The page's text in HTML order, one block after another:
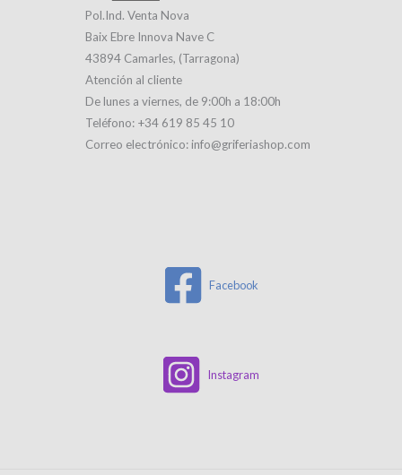
Pol.Ind. Venta Nova
Baix Ebre Innova Nave C
43894 Camarles, (Tarragona)
Atención al cliente
De lunes a viernes, de 9:00h a 18:00h
Teléfono: +34 619 85 45 10
Correo electrónico: info@griferiashop.com
Facebook
Instagram